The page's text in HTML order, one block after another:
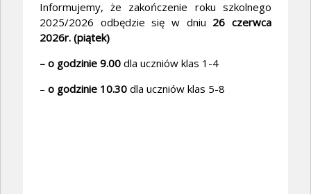
Informujemy, że zakończenie roku szkolnego
2025/2026 odbędzie się w dniu 26 czerwca
2026r. (piątek)
– o godzinie 9.00 dla uczniów klas 1-4
– o godzinie 10.30 dla uczniów klas 5-8